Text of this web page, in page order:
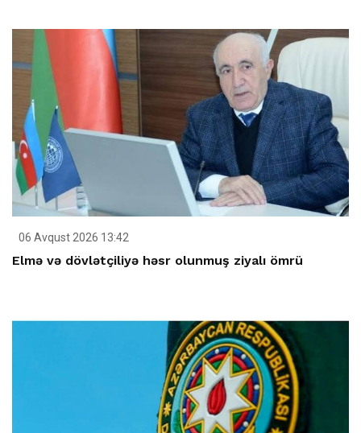
06 Avqust 2026 13:42
Elmə və dövlətçiliyə həsr olunmuş ziyalı ömrü